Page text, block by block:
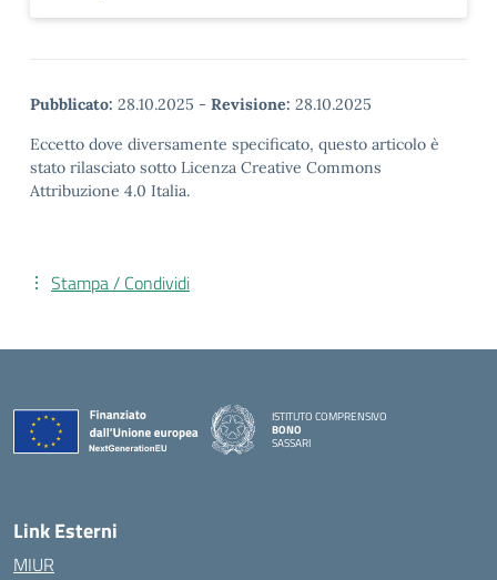
Pubblicato: 28.10.2025 - Revisione: 28.10.2025
Eccetto dove diversamente specificato, questo articolo è
stato rilasciato sotto Licenza Creative Commons
Attribuzione 4.0 Italia.
Stampa / Condividi
ISTITUTO COMPRENSIVO
BONO
SASSARI
Link Esterni
MIUR